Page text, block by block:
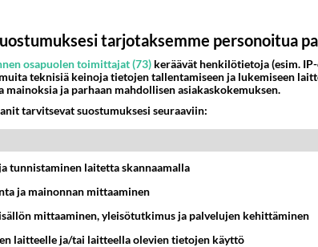
Aitolehden isäpuoli on tämä suosittu
voita reilusti, persut kumoavat demokratian
Maailman menoa
kaivattusi on tehnyt?
tarjotaksemme personoitua
osapuolen toimittajat (73) keräävät henkilötietoja (esim.
teknisiä keinoja tietojen tallentamiseen ja lukemiseen
ja parhaan mahdollisen asiakaskokemuksen.
tarvitsevat suostumuksesi seuraaviin:
tunnistaminen laitetta skannaamalla
ja mainonnan mittaaminen
mittaaminen, yleisötutkimus ja palvelujen kehittäminen
laitteelle ja/tai laitteella olevien tietojen käyttö